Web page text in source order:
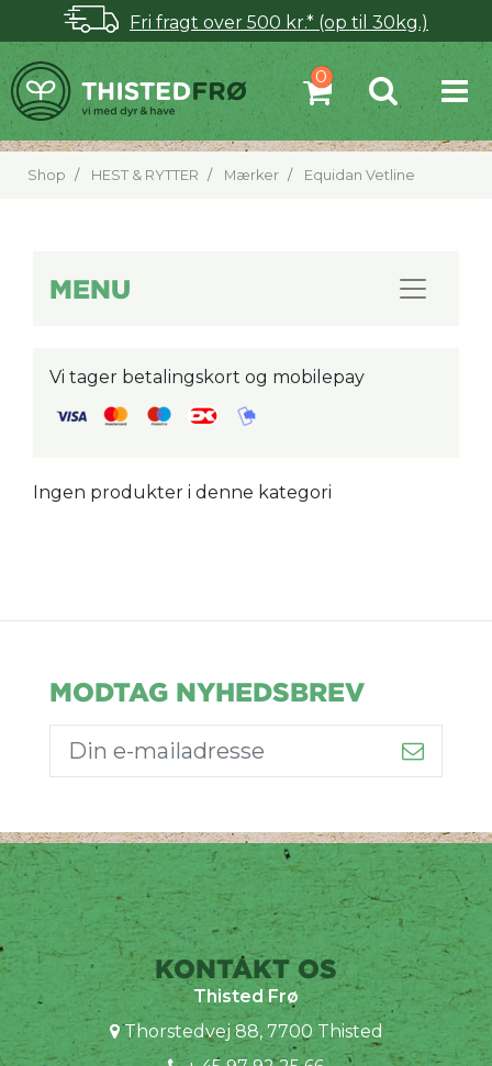
Fri fragt over 500 kr.* (op til 30kg.)
Shop HEST & RYTTER Mærker Equidan Vetline
MENU
Vi tager betalingskort og mobilepay
Ingen produkter i denne kategori
MODTAG NYHEDSBREV
KONTAKT OS
Thisted Frø
Thorstedvej 88, 7700 Thisted